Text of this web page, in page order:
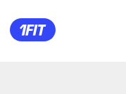
Сегодня в